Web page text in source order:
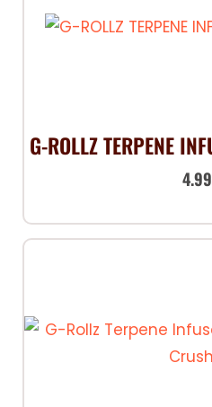
G-ROLLZ TERPENE
4.99